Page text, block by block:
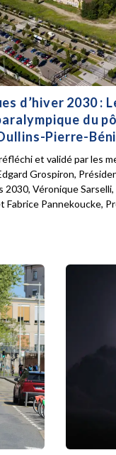
d’hiver 2030 :
du
Pierre-
et validé par les
Grospiron,
Véronique
Fabrice Pannekoucke,